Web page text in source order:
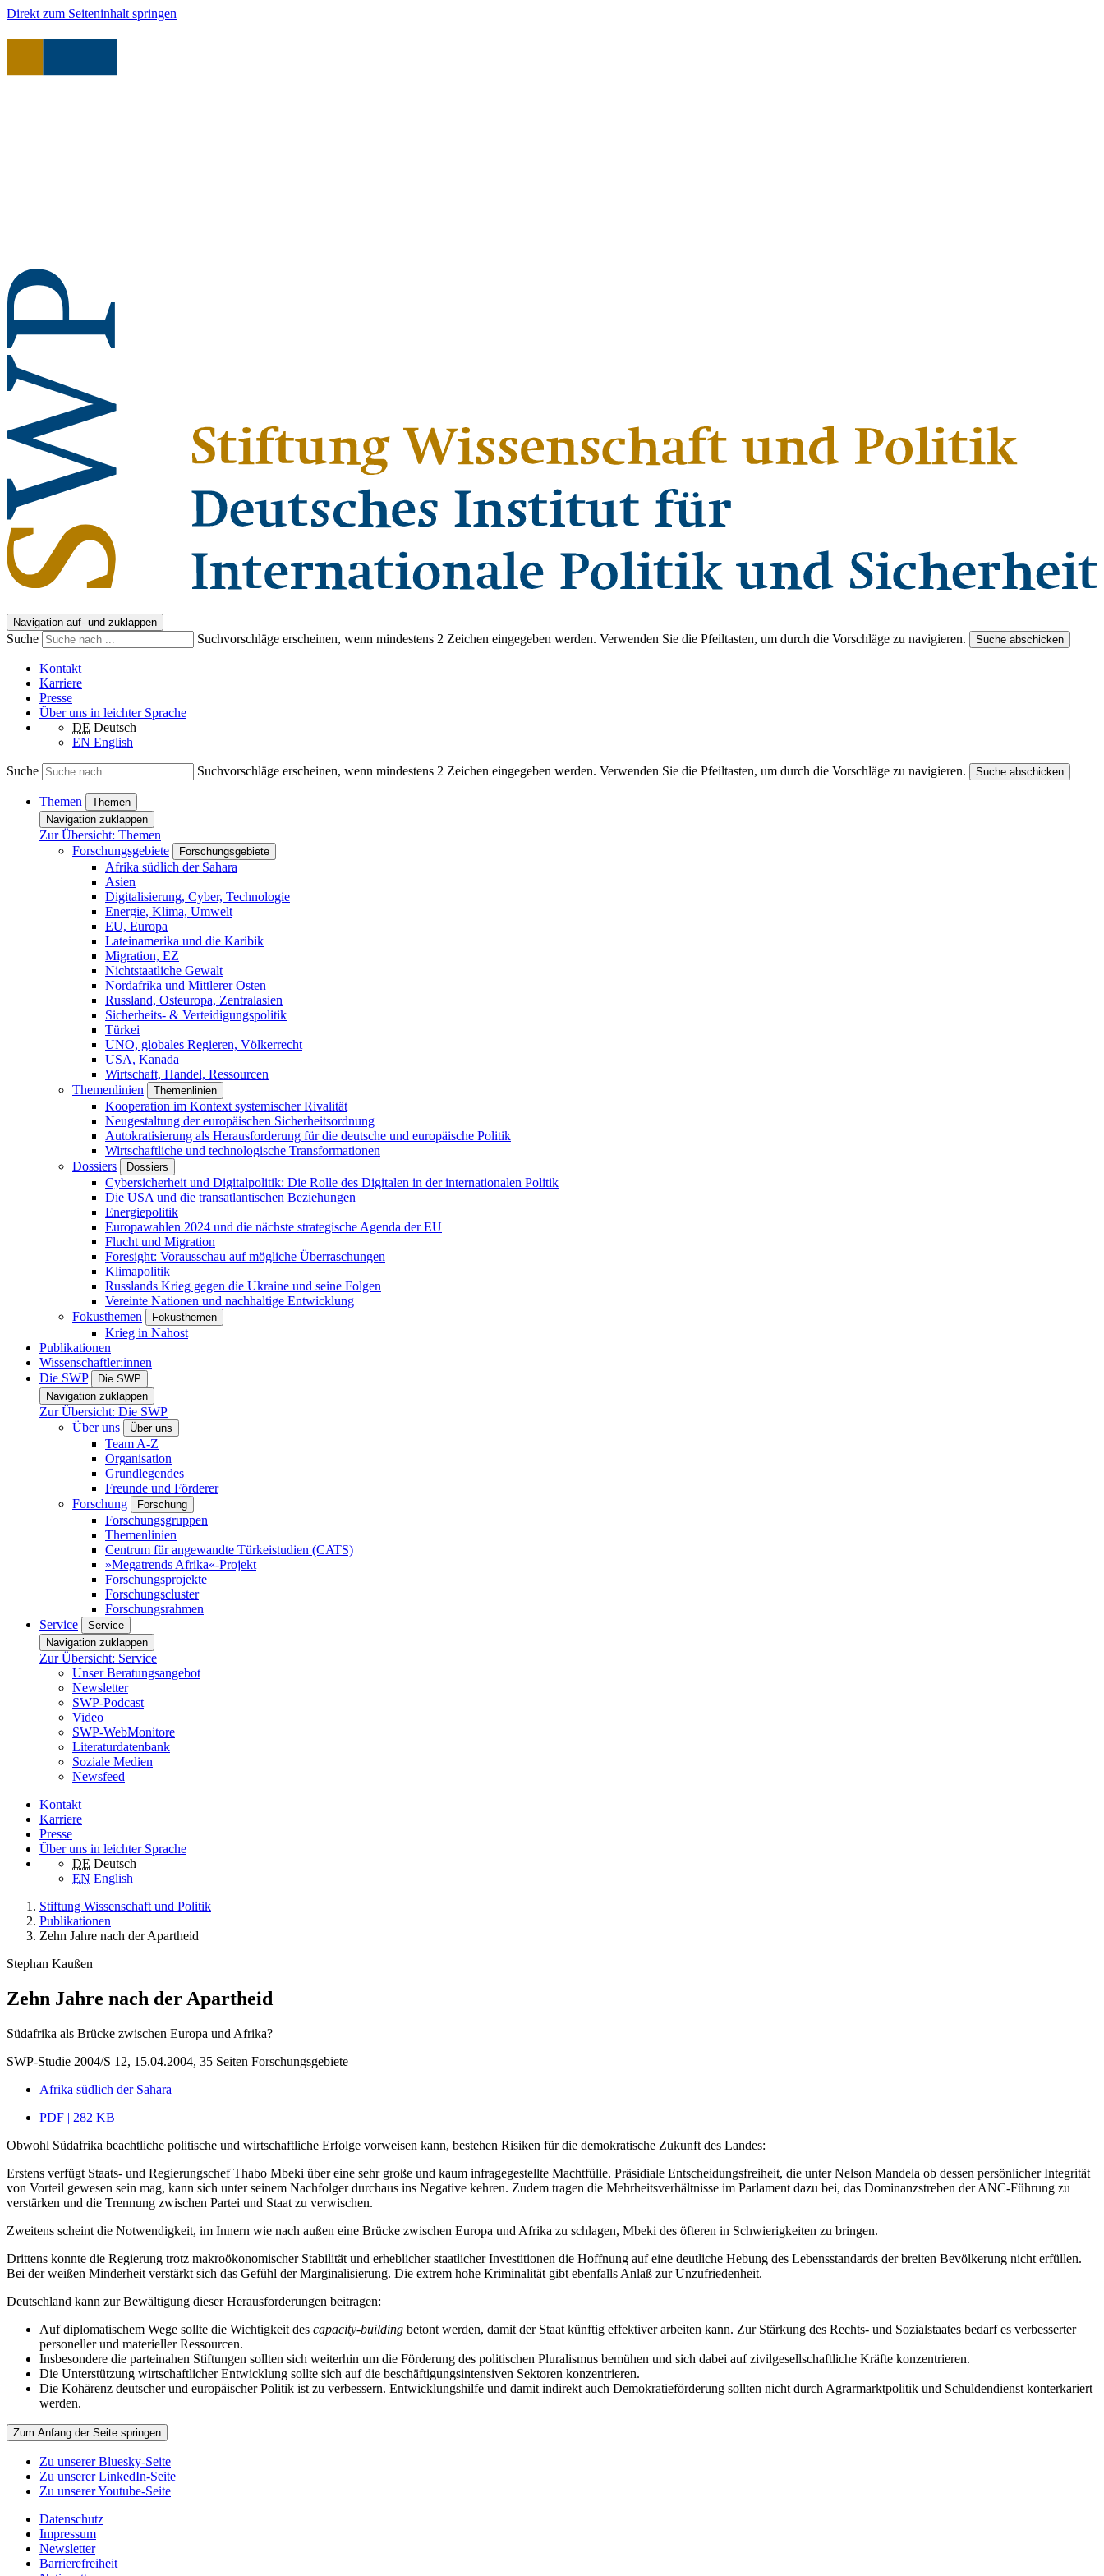
Direkt zum Seiteninhalt springen
Navigation auf- und zuklappen
Suche Suchvorschläge erscheinen, wenn mindestens 2 Zeichen eingegeben werden. Verwenden Sie die Pfeiltasten, um durch die Vorschläge zu navigieren. Suche abschicken
Kontakt
Karriere
Presse
Über uns in leichter Sprache
DE Deutsch
EN English
Suche Suchvorschläge erscheinen, wenn mindestens 2 Zeichen eingegeben werden. Verwenden Sie die Pfeiltasten, um durch die Vorschläge zu navigieren. Suche abschicken
Themen
Themen
Navigation zuklappen
Zur Übersicht: Themen
Forschungsgebiete
Forschungsgebiete
Afrika südlich der Sahara
Asien
Digitalisierung, Cyber, Technologie
Energie, Klima, Umwelt
EU, Europa
Lateinamerika und die Karibik
Migration, EZ
Nichtstaatliche Gewalt
Nordafrika und Mittlerer Osten
Russland, Osteuropa, Zentralasien
Sicherheits- & Verteidigungspolitik
Türkei
UNO, globales Regieren, Völkerrecht
USA, Kanada
Wirtschaft, Handel, Ressourcen
Themenlinien
Themenlinien
Kooperation im Kontext systemischer Rivalität
Neugestaltung der europäischen Sicherheitsordnung
Autokratisierung als Herausforderung für die deutsche und europäische Politik
Wirtschaftliche und technologische Transformationen
Dossiers
Dossiers
Cybersicherheit und Digitalpolitik: Die Rolle des Digitalen in der internationalen Politik
Die USA und die transatlantischen Beziehungen
Energiepolitik
Europawahlen 2024 und die nächste strategische Agenda der EU
Flucht und Migration
Foresight: Vorausschau auf mögliche Überraschungen
Klimapolitik
Russlands Krieg gegen die Ukraine und seine Folgen
Vereinte Nationen und nachhaltige Entwicklung
Fokusthemen
Fokusthemen
Krieg in Nahost
Publikationen
Wissenschaftler:innen
Die SWP
Die SWP
Navigation zuklappen
Zur Übersicht: Die SWP
Über uns
Über uns
Team A-Z
Organisation
Grundlegendes
Freunde und Förderer
Forschung
Forschung
Forschungsgruppen
Themenlinien
Centrum für angewandte Türkeistudien (CATS)
»Megatrends Afrika«-Projekt
Forschungsprojekte
Forschungscluster
Forschungsrahmen
Service
Service
Navigation zuklappen
Zur Übersicht: Service
Unser Beratungsangebot
Newsletter
SWP-Podcast
Video
SWP-WebMonitore
Literaturdatenbank
Soziale Medien
Newsfeed
Kontakt
Karriere
Presse
Über uns in leichter Sprache
DE Deutsch
EN English
Stiftung Wissenschaft und Politik
Publikationen
Zehn Jahre nach der Apartheid
Stephan Kaußen
Zehn Jahre nach der Apartheid
Südafrika als Brücke zwischen Europa und Afrika?
SWP-Studie 2004/S 12, 15.04.2004, 35 Seiten Forschungsgebiete
Afrika südlich der Sahara
PDF | 282 KB
Obwohl Südafrika beachtliche politische und wirtschaftliche Erfolge vorweisen kann, bestehen Risiken für die demokratische Zukunft des Landes:
Erstens verfügt Staats- und Regierungschef Thabo Mbeki über eine sehr große und kaum infragegestellte Machtfülle. Präsidiale Entscheidungsfreiheit, die unter Nelson Mandela ob dessen persönlicher Integrität
von Vorteil gewesen sein mag, kann sich unter seinem Nachfolger durchaus ins Negative kehren. Zudem tragen die Mehrheitsverhältnisse im Parlament dazu bei, das Dominanzstreben der ANC-Führung zu
verstärken und die Trennung zwischen Partei und Staat zu verwischen.
Zweitens scheint die Notwendigkeit, im Innern wie nach außen eine Brücke zwischen Europa und Afrika zu schlagen, Mbeki des öfteren in Schwierigkeiten zu bringen.
Drittens konnte die Regierung trotz makroökonomischer Stabilität und erheblicher staatlicher Investitionen die Hoffnung auf eine deutliche Hebung des Lebensstandards der breiten Bevölkerung nicht erfüllen.
Bei der weißen Minderheit verstärkt sich das Gefühl der Marginalisierung. Die extrem hohe Kriminalität gibt ebenfalls Anlaß zur Unzufriedenheit.
Deutschland kann zur Bewältigung dieser Herausforderungen beitragen:
Auf diplomatischem Wege sollte die Wichtigkeit des capacity-building betont werden, damit der Staat künftig effektiver arbeiten kann. Zur Stärkung des Rechts- und Sozialstaates bedarf es verbesserter
personeller und materieller Ressourcen.
Insbesondere die parteinahen Stiftungen sollten sich weiterhin um die Förderung des politischen Pluralismus bemühen und sich dabei auf zivilgesellschaftliche Kräfte konzentrieren.
Die Unterstützung wirtschaftlicher Entwicklung sollte sich auf die beschäftigungsintensiven Sektoren konzentrieren.
Die Kohärenz deutscher und europäischer Politik ist zu verbessern. Entwicklungshilfe und damit indirekt auch Demokratieförderung sollten nicht durch Agrarmarktpolitik und Schuldendienst konterkariert
werden.
Zum Anfang der Seite springen
Zu unserer Bluesky-Seite
Zu unserer LinkedIn-Seite
Zu unserer Youtube-Seite
Datenschutz
Impressum
Newsletter
Barrierefreiheit